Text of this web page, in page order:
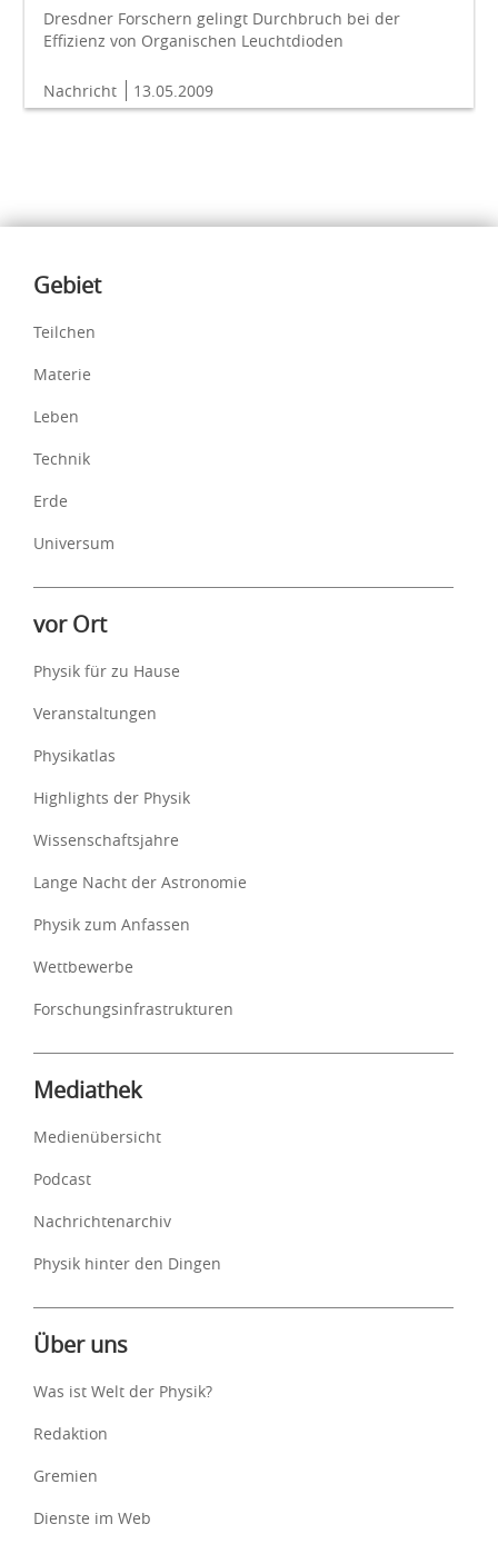
Dresdner Forschern gelingt Durchbruch bei der
Effizienz von Organischen Leuchtdioden
Nachricht 13.05.2009
Inhalte
Gebiet
Teilchen
Materie
Leben
Technik
Erde
Universum
vor Ort
Physik für zu Hause
Veranstaltungen
Physikatlas
Highlights der Physik
Wissenschaftsjahre
Lange Nacht der Astronomie
Physik zum Anfassen
Wettbewerbe
Forschungsinfrastrukturen
Mediathek
Medienübersicht
Podcast
Nachrichtenarchiv
Physik hinter den Dingen
Über uns
Was ist Welt der Physik?
Redaktion
Gremien
Dienste im Web